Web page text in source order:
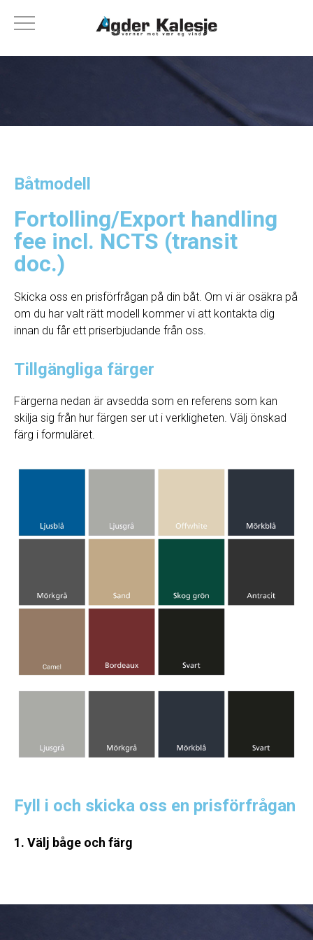
Båtmodell
Fortolling/Export handling
fee incl. NCTS (transit
doc.)
Skicka oss en prisförfrågan på din båt. Om vi ​​är osäkra på
om du har valt rätt modell kommer vi att kontakta dig
innan du får ett priserbjudande från oss.
Tillgängliga färger
Färgerna nedan är avsedda som en referens som kan
skilja sig från hur färgen ser ut i verkligheten. Välj önskad
färg i formuläret.
Fyll i och skicka oss en prisförfrågan
1. Välj båge och färg